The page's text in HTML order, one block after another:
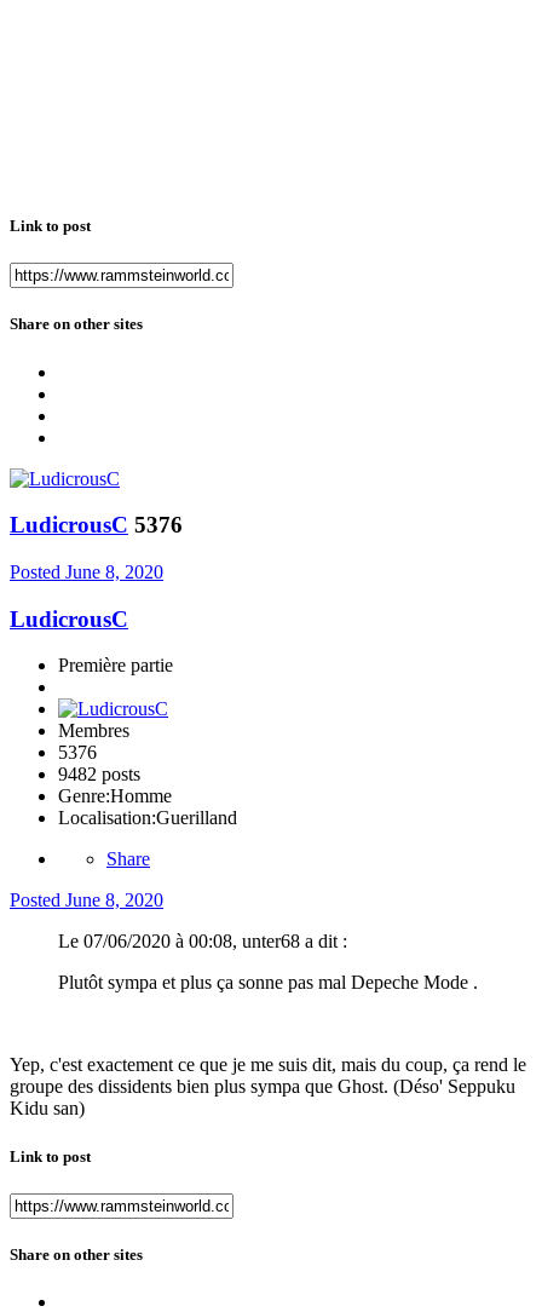
Link to post
Share on other sites
LudicrousC 5376
Posted June 8, 2020
LudicrousC
Première partie
Membres
5376
9482 posts
Genre:Homme
Localisation:Guerilland
Share
Posted June 8, 2020
Le 07/06/2020 à 00:08, unter68 a dit :
Plutôt sympa et plus ça sonne pas mal Depeche Mode .
Yep, c'est exactement ce que je me suis dit, mais du coup, ça rend le
groupe des dissidents bien plus sympa que Ghost. (Déso' Seppuku
Kidu san)
Link to post
Share on other sites